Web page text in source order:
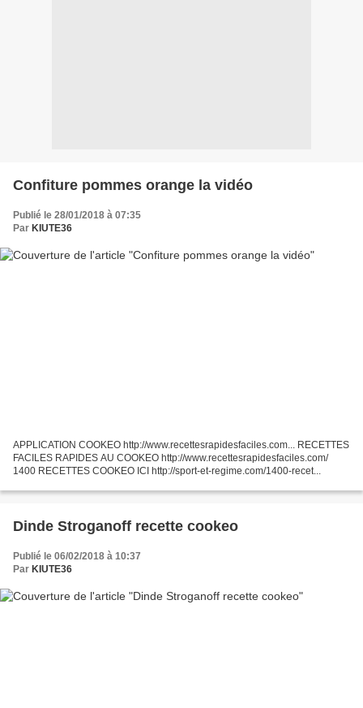
Confiture pommes orange la vidéo
Publié le 28/01/2018 à 07:35
Par KIUTE36
APPLICATION COOKEO http://www.recettesrapidesfaciles.com... RECETTES
FACILES RAPIDES AU COOKEO http://www.recettesrapidesfaciles.com/
1400 RECETTES COOKEO ICI http://sport-et-regime.com/1400-recet...
Dinde Stroganoff recette cookeo
Publié le 06/02/2018 à 10:37
Par KIUTE36